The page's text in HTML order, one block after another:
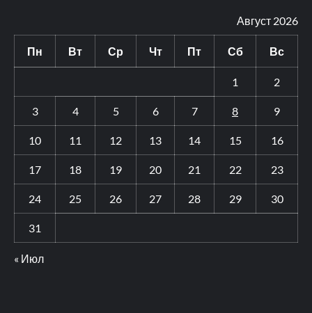
Август 2026
Пн Вт Ср Чт Пт Сб Вс
1 2
3 4 5 6 7 8 9
10 11 12 13 14 15 16
17 18 19 20 21 22 23
24 25 26 27 28 29 30
31
« Июл